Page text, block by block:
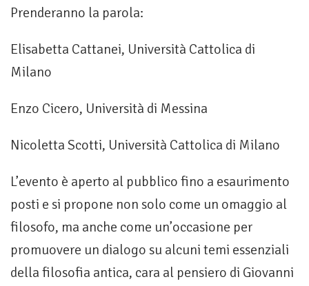
Prenderanno la parola:
Elisabetta Cattanei, Università Cattolica di
Milano
Enzo Cicero, Università di Messina
Nicoletta Scotti, Università Cattolica di Milano
L’evento è aperto al pubblico fino a esaurimento
posti e si propone non solo come un omaggio al
filosofo, ma anche come un’occasione per
promuovere un dialogo su alcuni temi essenziali
della filosofia antica, cara al pensiero di Giovanni